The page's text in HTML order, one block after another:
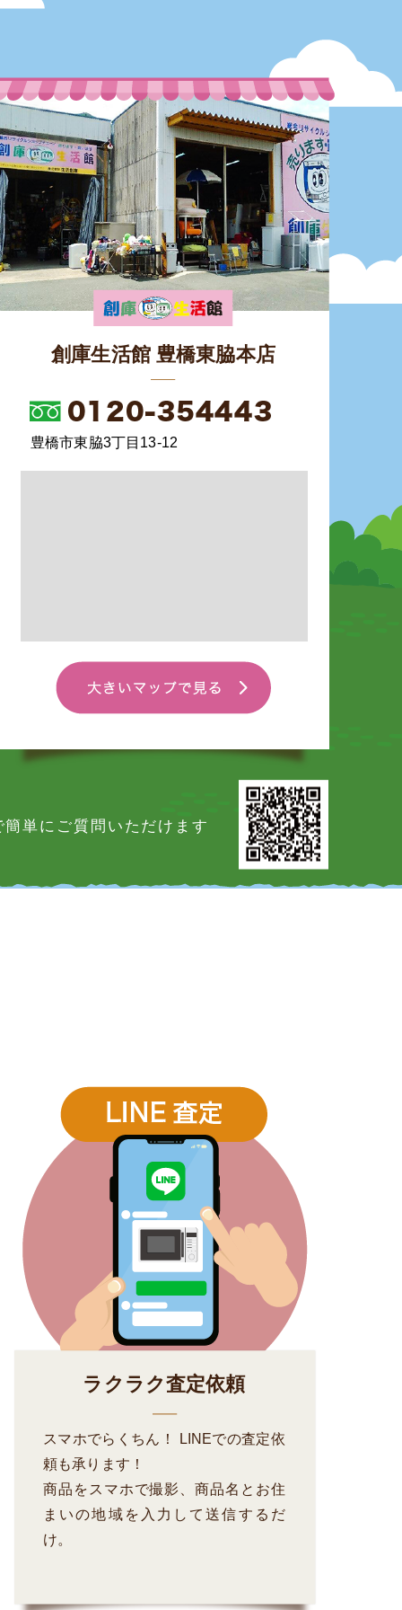
創庫生活館 豊橋東脇本店
豊橋市東脇3丁目13-12
単にご質問いただけます
ラクラク査定依頼
スマホでらくちん！ LINEでの査定依
頼も承ります！
商品をスマホで撮影、商品名とお住
まいの地域を入力して送信するだ
け。